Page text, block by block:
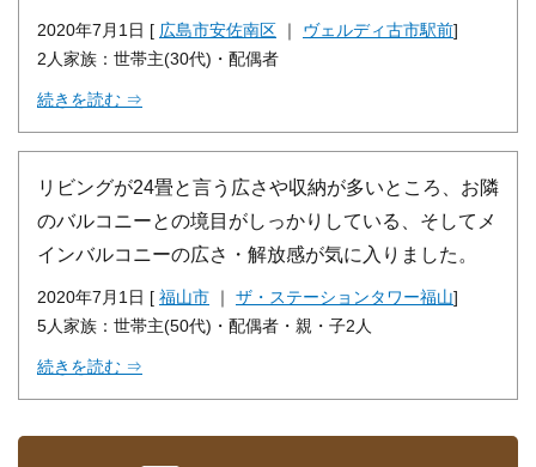
2020年7月1日 [ 広島市安佐南区 ｜ ヴェルディ古市駅前]
2人家族：世帯主(30代)・配偶者
続きを読む ⇒
リビングが24畳と言う広さや収納が多いところ、お隣
のバルコニーとの境目がしっかりしている、そしてメ
インバルコニーの広さ・解放感が気に入りました。
2020年7月1日 [ 福山市 ｜ ザ・ステーションタワー福山]
5人家族：世帯主(50代)・配偶者・親・子2人
続きを読む ⇒